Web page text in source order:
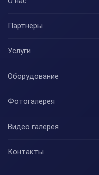
Партнёры
Услуги
Оборудование
Фотогалерея
Видео галерея
Контакты